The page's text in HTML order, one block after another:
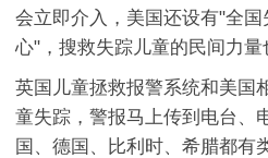
会立即介入，美国还设有"全
心"，搜救失踪儿童的民间力量
英国儿童拯救报警系统和美国
童失踪，警报马上传到电台、
国、德国、比利时、希腊都有